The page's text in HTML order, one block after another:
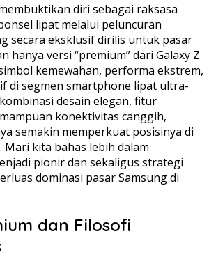
diri sebagai raksasa
lipat melalui peluncuran
secara eksklusif dirilis untuk pasar
hanya versi “premium” dari Galaxy Z
kemewahan, performa ekstrem,
di segmen smartphone lipat ultra-
desain elegan, fitur
konektivitas canggih,
semakin memperkuat posisinya di
kita bahas lebih dalam
pionir dan sekaligus strategi
dominasi pasar Samsung di
dan Filosofi